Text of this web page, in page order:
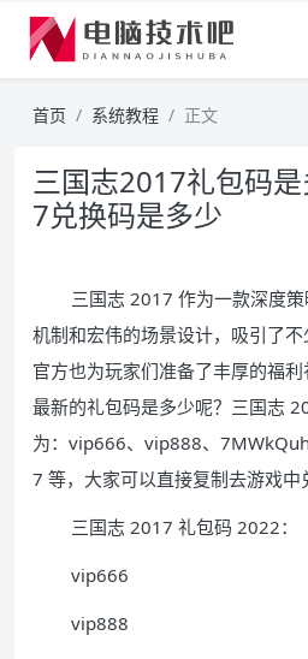
首页 系统教程 正文
三国志2017礼包码
7兑换码是多少
三国志 2017 作为一款深度
机制和宏伟的场景设计，吸引了
官方也为玩家们准备了丰厚的福
最新的礼包码是多少呢？三国志
为：vip666、vip888、
7 等，大家可以直接复制去游戏中
三国志 2017 礼包码 2022：
vip666
vip888